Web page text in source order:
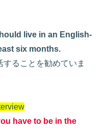
live in an English-
six months.
ることを勧めていま
have to be in the